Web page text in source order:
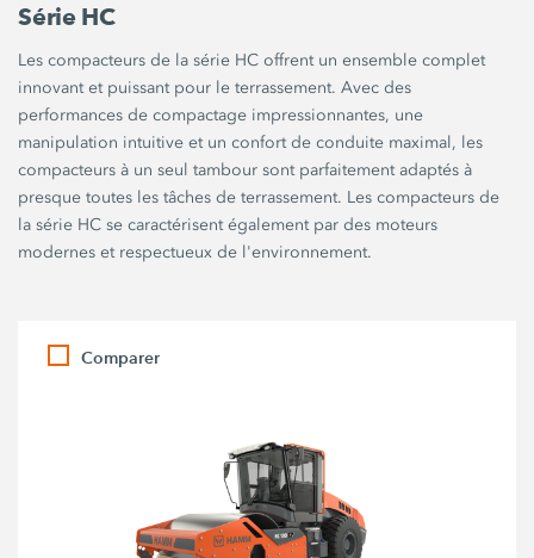
Série HC
Les compacteurs de la série HC offrent un ensemble complet
innovant et puissant pour le terrassement. Avec des
performances de compactage impressionnantes, une
manipulation intuitive et un confort de conduite maximal, les
compacteurs à un seul tambour sont parfaitement adaptés à
presque toutes les tâches de terrassement. Les compacteurs de
la série HC se caractérisent également par des moteurs
modernes et respectueux de l'environnement.
Comparer